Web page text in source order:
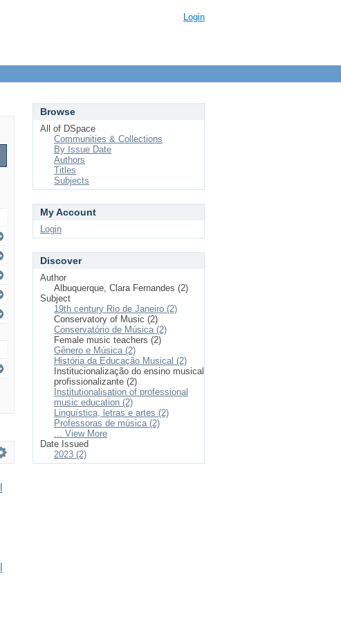
Login
Browse
All of DSpace
Communities & Collections
By Issue Date
Authors
Titles
Subjects
My Account
Login
Discover
Author
Albuquerque, Clara Fernandes (2)
Subject
19th century Rio de Janeiro (2)
Conservatory of Music (2)
Conservatório de Música (2)
Female music teachers (2)
Gênero e Música (2)
História da Educação Musical (2)
Institucionalização do ensino musical
profissionalizante (2)
Institutionalisation of professional
music education (2)
Linguística, letras e artes (2)
Professoras de música (2)
... View More
Date Issued
2023 (2)